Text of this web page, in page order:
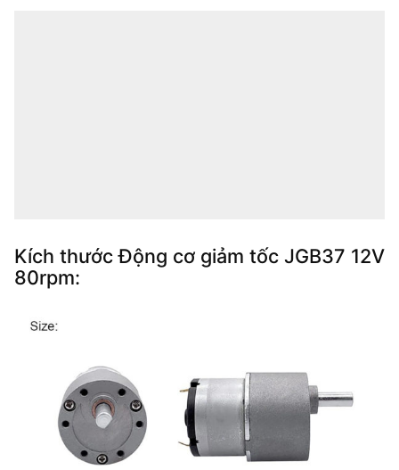
Kích thước Động cơ giảm tốc JGB37 12V
80rpm: